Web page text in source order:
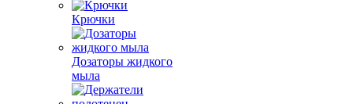
Крючки
Дозаторы жидкого
мыла